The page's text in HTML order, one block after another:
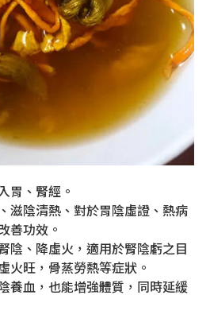
胃、腎經。
滋陰清熱、對於胃陰虛證、熱病
善功效。
陰、降虛火，適用於腎陰虧之目
火旺，骨蒸勞熱等症狀。
養血，也能增強體質，同時延緩